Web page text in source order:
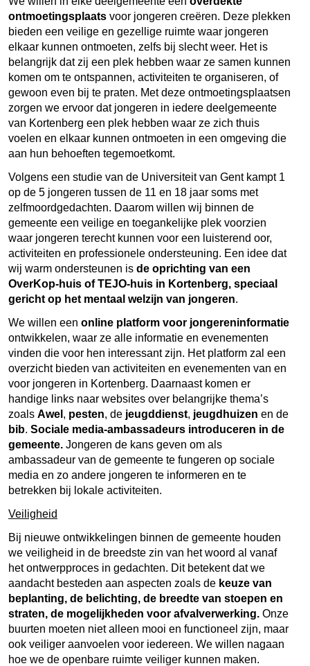
ontmoetingsplaats voor jongeren creëren. Deze plekken
bieden een veilige en gezellige ruimte waar jongeren
elkaar kunnen ontmoeten, zelfs bij slecht weer. Het is
belangrijk dat zij een plek hebben waar ze samen kunnen
komen om te ontspannen, activiteiten te organiseren, of
gewoon even bij te praten. Met deze ontmoetingsplaatsen
zorgen we ervoor dat jongeren in iedere deelgemeente
van Kortenberg een plek hebben waar ze zich thuis
voelen en elkaar kunnen ontmoeten in een omgeving die
aan hun behoeften tegemoetkomt.
Volgens een studie van de Universiteit van Gent kampt 1
op de 5 jongeren tussen de 11 en 18 jaar soms met
zelfmoordgedachten. Daarom willen wij binnen de
gemeente een veilige en toegankelijke plek voorzien
waar jongeren terecht kunnen voor een luisterend oor,
activiteiten en professionele ondersteuning. Een idee dat
wij warm ondersteunen is de oprichting van een
OverKop-huis of TEJO-huis in Kortenberg, speciaal
gericht op het mentaal welzijn van jongeren.
We willen een online platform voor jongereninformatie
ontwikkelen, waar ze alle informatie en evenementen
vinden die voor hen interessant zijn. Het platform zal een
overzicht bieden van activiteiten en evenementen van en
voor jongeren in Kortenberg. Daarnaast komen er
handige links naar websites over belangrijke thema’s
zoals Awel , pesten, de jeugddienst, jeugdhuizen en de
bib. Sociale media-ambassadeurs introduceren in de
gemeente. Jongeren de kans geven om als
ambassadeur van de gemeente te fungeren op sociale
media en zo andere jongeren te informeren en te
betrekken bij lokale activiteiten.
Veiligheid
Bij nieuwe ontwikkelingen binnen de gemeente houden
we veiligheid in de breedste zin van het woord al vanaf
het ontwerpproces in gedachten. Dit betekent dat we
aandacht besteden aan aspecten zoals de keuze van
beplanting, de belichting, de breedte van stoepen en
straten, de mogelijkheden voor afvalverwerking. Onze
buurten moeten niet alleen mooi en functioneel zijn, maar
ook veiliger aanvoelen voor iedereen. We willen nagaan
hoe we de openbare ruimte veiliger kunnen maken.